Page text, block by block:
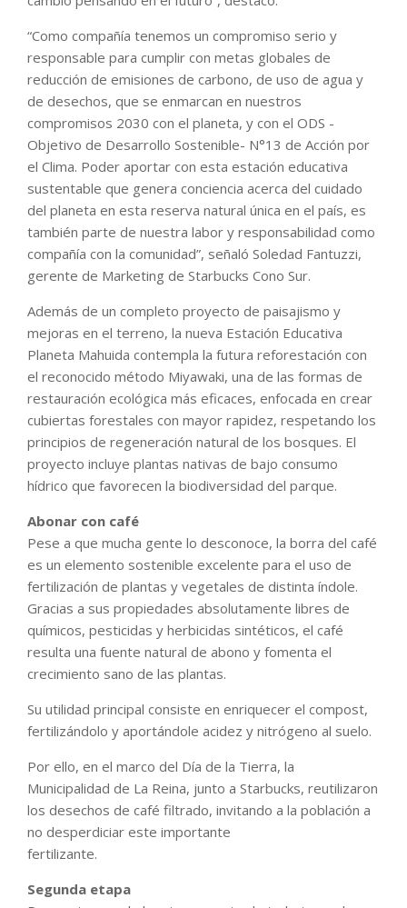
“Como compañía tenemos un compromiso serio y
responsable para cumplir con metas globales de
reducción de emisiones de carbono, de uso de agua y
de desechos, que se enmarcan en nuestros
compromisos 2030 con el planeta, y con el ODS -
Objetivo de Desarrollo Sostenible- N°13 de Acción por
el Clima. Poder aportar con esta estación educativa
sustentable que genera conciencia acerca del cuidado
del planeta en esta reserva natural única en el país, es
también parte de nuestra labor y responsabilidad como
compañía con la comunidad”, señaló Soledad Fantuzzi,
gerente de Marketing de Starbucks Cono Sur.
Además de un completo proyecto de paisajismo y
mejoras en el terreno, la nueva Estación Educativa
Planeta Mahuida contempla la futura reforestación con
el reconocido método Miyawaki, una de las formas de
restauración ecológica más eficaces, enfocada en crear
cubiertas forestales con mayor rapidez, respetando los
principios de regeneración natural de los bosques. El
proyecto incluye plantas nativas de bajo consumo
hídrico que favorecen la biodiversidad del parque.
Abonar con café
Pese a que mucha gente lo desconoce, la borra del café
es un elemento sostenible excelente para el uso de
fertilización de plantas y vegetales de distinta índole.
Gracias a sus propiedades absolutamente libres de
químicos, pesticidas y herbicidas sintéticos, el café
resulta una fuente natural de abono y fomenta el
crecimiento sano de las plantas.
Su utilidad principal consiste en enriquecer el compost,
fertilizándolo y aportándole acidez y nitrógeno al suelo.
Por ello, en el marco del Día de la Tierra, la
Municipalidad de La Reina, junto a Starbucks, reutilizaron
los desechos de café filtrado, invitando a la población a
no desperdiciar este importante
fertilizante.
Segunda etapa